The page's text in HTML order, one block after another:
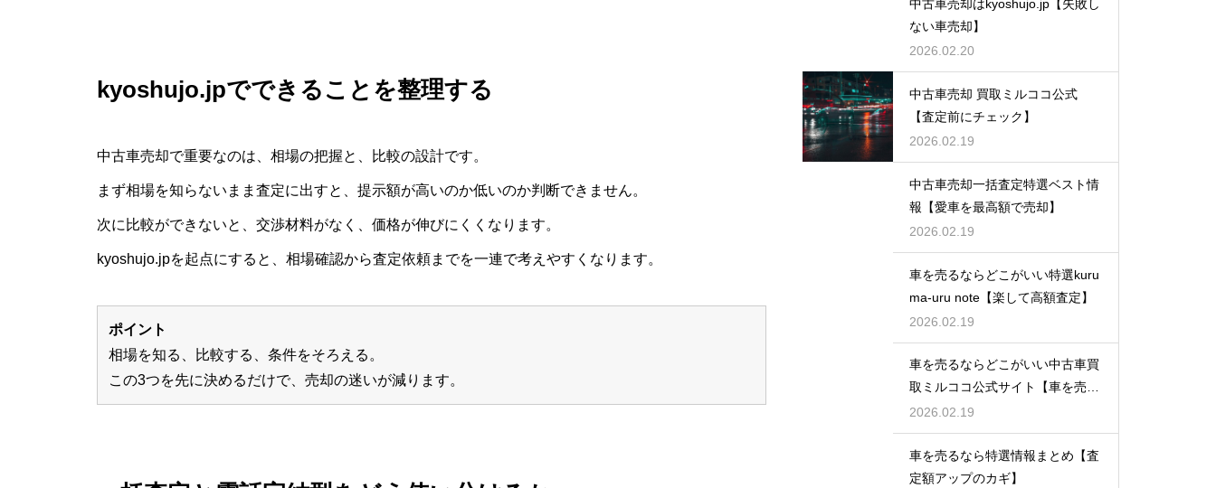
kyoshujo.jpでできることを整理する
中古車売却で重要なのは、相場の把握と、比較の設計です。
まず相場を知らないまま査定に出すと、提示額が高いのか低いのか判断できません。
次に比較ができないと、交渉材料がなく、価格が伸びにくくなります。
kyoshujo.jpを起点にすると、相場確認から査定依頼までを一連で考えやすくなります。
ポイント
相場を知る、比較する、条件をそろえる。
この3つを先に決めるだけで、売却の迷いが減ります。
中古車売却はkyoshujo.jp【失敗し
ない車売却】
2026.02.20
中古車売却 買取ミルココ公式
【査定前にチェック】
2026.02.19
中古車売却一括査定特選ベスト情
報【愛車を最高額で売却】
2026.02.19
車を売るならどこがいい特選kuru
ma-uru note【楽して高額査定】
2026.02.19
車を売るならどこがいい中古車買
取ミルココ公式サイト【車を売る
ならこれ】
2026.02.19
車を売るなら特選情報まとめ【査
定額アップのカギ】